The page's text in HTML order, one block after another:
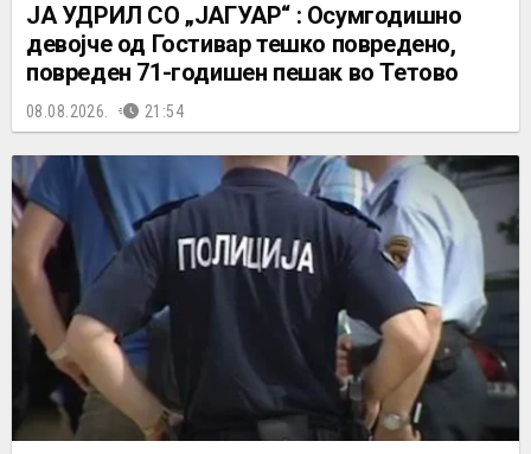
ЈА УДРИЛ СО „ЈАГУАР“ : Осумгодишно
девојче од Гостивар тешко повредено,
повреден 71-годишен пешак во Тетово
08.08.2026. 21:54